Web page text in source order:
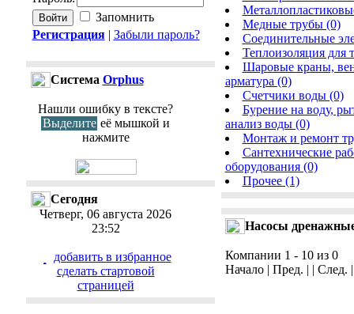
Запомнить
Регистрация| Забыли пароль?
Cистема Orphus
Нашли ошибку в тексте?
Выделите её мышкой и
нажмите
Сегодня
Четверг, 06 августа 2026
23:52
добавить в избранное
cделать стартовой
страницей
Медные трубы (0)
Соединительные
Теплоизоляция для
Шаровые краны,
арматура (0)
Счетчики воды (0)
Бурение на воду,
анализ воды (0)
Монтаж и ремонт
Сантехнические
оборудования (0)
Прочее (1)
Насосы
Компании 1 - 10 из 0
Начало | Пред. | | След.